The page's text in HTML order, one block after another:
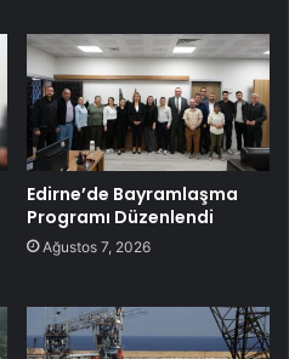
Edirne’de Bayramlaşma
Programı Düzenlendi
Ağustos 7, 2026